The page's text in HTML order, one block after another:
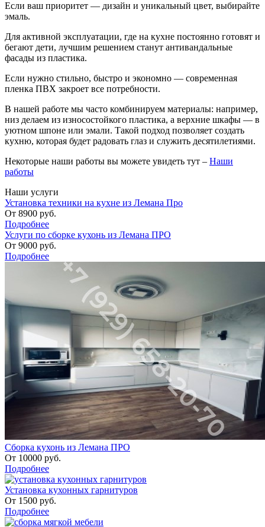
Если ваш приоритет — дизайн и уникальный цвет, выбирайте
эмаль.
Для активной эксплуатации, где на кухне постоянно готовят и
бегают дети, лучшим решением станут антивандальные
фасады из пластика.
Если нужно стильно, быстро и экономно — современная
пленка ПВХ закроет все потребности.
В нашей работе мы часто комбинируем материалы: например,
низ делаем из износостойкого пластика, а верхние шкафы — в
уютном шпоне или эмали. Такой подход позволяет создать
кухню, которая будет радовать глаз и служить десятилетиями.
Некоторые наши работы вы можете увидеть тут – Наши
работы
Наши услуги
Установка техники на кухне из Лемана Про
От 8900 руб.
Подробнее
Услуги по сборке кухонь из Лемана ПРО
От 9000 руб.
Подробнее
Сборка кухонь из Лемана ПРО
От 10000 руб.
Подробнее
Установка кухонных гарнитуров
От 1500 руб.
Подробнее